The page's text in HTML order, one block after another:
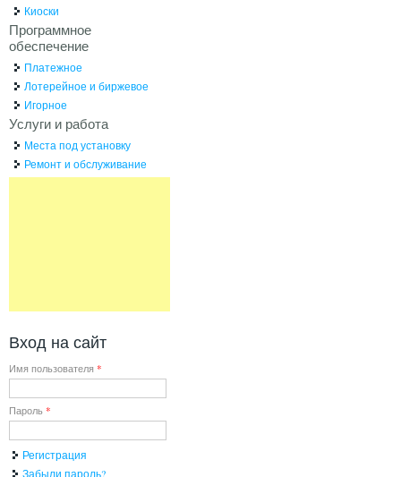
Киоски
Программное
обеспечение
Платежное
Лотерейное и биржевое
Игорное
Услуги и работа
Места под установку
Ремонт и обслуживание
Вход на сайт
Имя пользователя *
Пароль *
Регистрация
Забыли пароль?